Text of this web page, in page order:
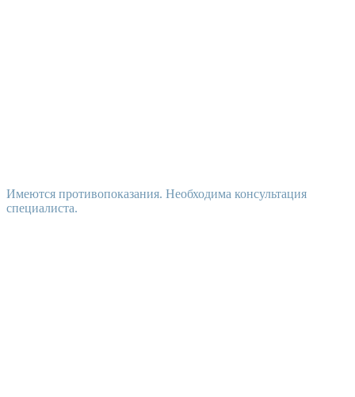
Имеются противопоказания. Необходима консультация
специалиста.